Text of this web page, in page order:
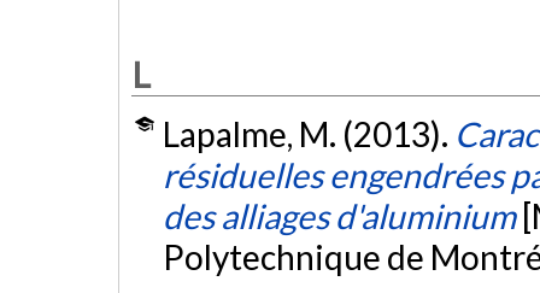
L
Lapalme, M. (2013).
résiduelles engendrées
des alliages d'aluminium
Polytechnique de